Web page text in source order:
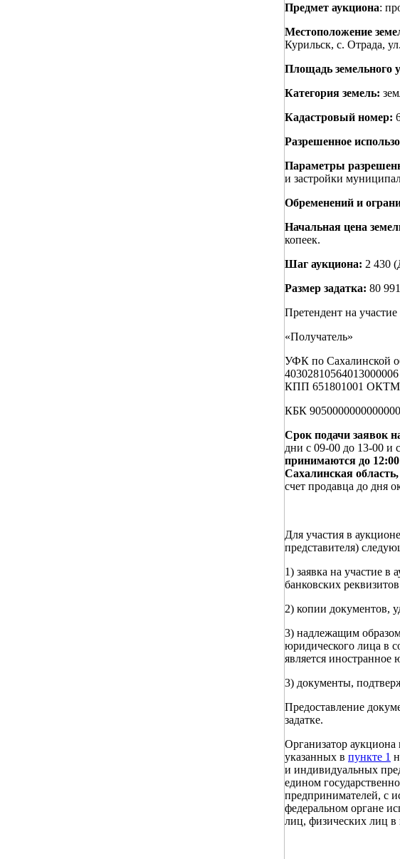
Предмет аукциона:
Местоположение
Курильск, с. Отрада,
Площадь земельного
Категория земель:
Кадастровый номер:
Разрешенное
Параметры
и застройки
Обременений и
Начальная цена
копеек.
Шаг аукциона: 2 430
Размер задатка: 80
Претендент на
«Получатель»
УФК по Сахалинской
КПП 651801001
КБК
Срок подачи заявок
дни с 09-00 до 13-00 и
принимаются до
Сахалинская
счет продавца до дня
Для участия в
представителя)
1) заявка на участие
банковских реквизитов
2) копии документов,
3) надлежащим
юридического лица в
является иностранное
3) документы,
Предоставление
задатке.
Организатор
указанных в пункте 1
и индивидуальных
едином
предпринимателей, с
федеральном органе
лиц, физических лиц в